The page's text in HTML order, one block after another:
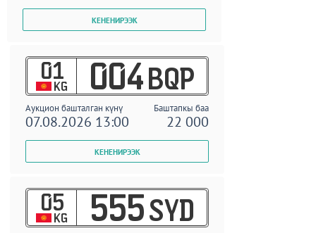
01
KG 004 BQP
Аукцион башталган күнү Баштапкы баа
07.08.2026 13:00 22 000
05
KG 555 SYD